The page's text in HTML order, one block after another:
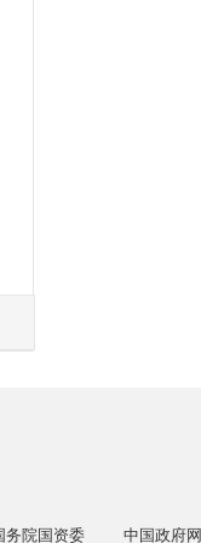
务院国资委 中国政府网